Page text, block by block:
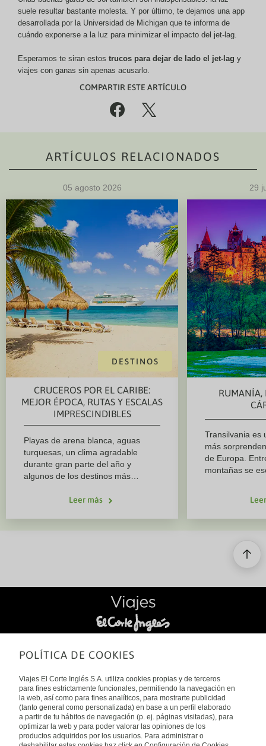
suele resultar bastante molesta. Y por último, te dejamos una app
desarrollada por la Universidad de Michigan que te informa de
cuándo exponerse a la luz para minimizar el impacto del jet-lag.
Esperamos te siran estos trucos para dejar de lado el jet-lag y
viajes con ganas sin apenas acusarlo.
COMPARTIR ESTE ARTÍCULO
% (
ARTÍCULOS RELACIONADOS
05 agosto 2026
DESTINOS
CRUCEROS POR EL CARIBE:
MEJOR ÉPOCA, RUTAS Y ESCALAS
IMPRESCINDIBLES
Playas de arena blanca, aguas
turquesas, un clima agradable
durante gran parte del año y
algunos de los destinos más
por el Caribe es una de las mejores
navieras, el Caribe ofrece
experiencias para todo tipo de
viajeros. Si estás pensando en
reservar un crucero por el Caribe,
necesitas saber.
Leer más
29
RUMANÍA,
Transilvania es
más
de Europa.
montañas se
dacios. Viajar
descubrir un
tradición,
* % ( & / -
SOBRE NOSOTROS
Viajes El Corte Inglés
POLÍTICA DE COOKIES
Viajes El Corte Inglés S.A. utiliza cookies propias y de terceros
para fines estrictamente funcionales, permitiendo la navegación en
la web, así como para fines analíticos, para mostrarte publicidad
(tanto general como personalizada) en base a un perfil elaborado
a partir de tu hábitos de navegación (p. ej. páginas visitadas), para
optimizar la web y para poder valorar las opiniones de los
productos adquiridos por los usuarios. Para administrar o